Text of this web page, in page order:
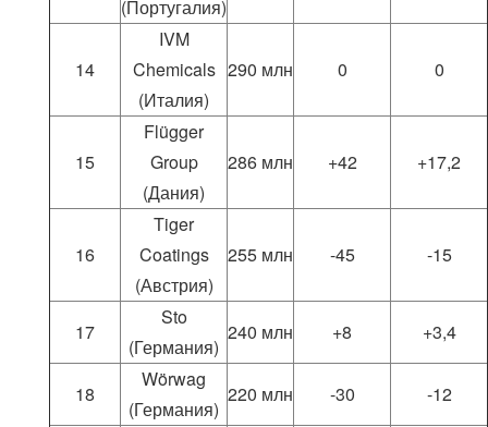
(Португалия)
14
IVM
Chemicals
(Италия)
290 млн 0 0
15
Flügger
Group
(Дания)
286 млн +42 +17,2
16
Tiger
Coatings
(Австрия)
255 млн -45 -15
17
Sto
(Германия)
240 млн +8 +3,4
18
Wörwag
(Германия)
220 млн -30 -12